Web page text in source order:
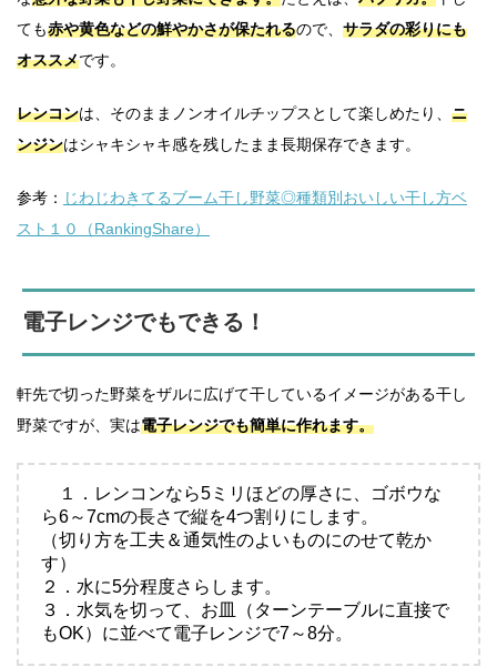
ても赤や黄色などの鮮やかさが保たれるので、 サラダの彩りにも
オススメです。
レンコンは、そのままノンオイルチップスとして楽しめたり、 ニ
ンジンはシャキシャキ感を残したまま長期保存できます。
参考： じわじわきてるブーム干し野菜◎種類別おいしい干し方ベ
スト１０（RankingShare）
電子レンジでもできる！
軒先で切った野菜をザルに広げて干しているイメージがある干し
野菜ですが、実は電子レンジでも簡単に作れます。
１．レンコンなら5ミリほどの厚さに、ゴボウな
ら6～7cmの長さで縦を4つ割りにします。
（切り方を工夫＆通気性のよいものにのせて乾か
す）
２．水に5分程度さらします。
３．水気を切って、お皿（ターンテーブルに直接で
もOK）に並べて電子レンジで7～8分。